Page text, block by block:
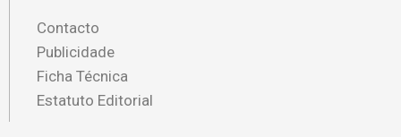
Contacto
Publicidade
Ficha Técnica
Estatuto Editorial